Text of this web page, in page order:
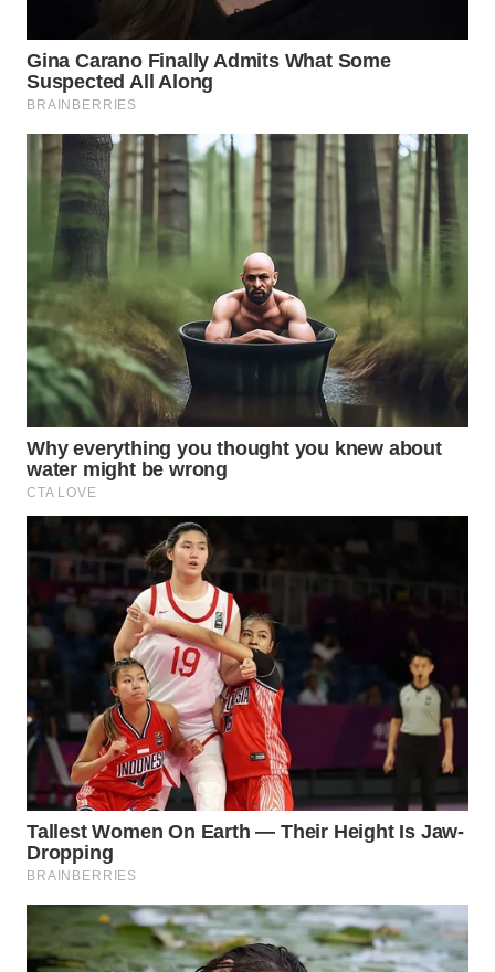
NIAS
WN
LANGKAT
WN
TAPANULI
SELATAN
WN
TANJUNG
LESUNG
WN
KARO
SIMALUNGUN
WN
LABUHANBATU
TAPANULI
TENGAH
WN DELI
SERDANG
WN
TEBING
TINGGI
WN